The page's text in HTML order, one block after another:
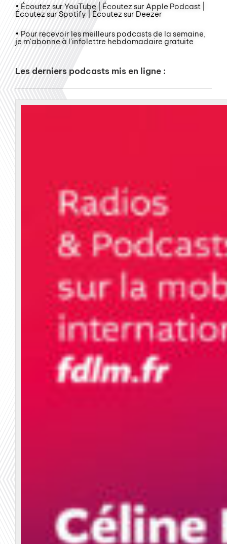
• Écoutez sur YouTube | Écoutez sur Apple Podcast |
Écoutez sur Spotify | Écoutez sur Deezer
• Pour recevoir les meilleurs podcasts de la semaine,
je m'abonne à l'infolettre hebdomadaire gratuite
Les derniers podcasts mis en ligne :